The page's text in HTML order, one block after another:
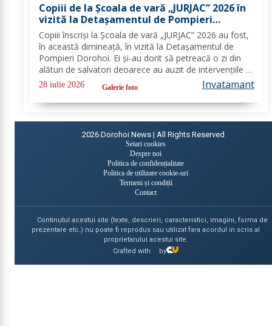
Copiii de la Școala de vară „JURJAC” 2026 în
vizită la Detașamentul de Pompieri
Dorohoi - FOTO
Copiii înscriși la Școala de vară „JURJAC” 2026 au fost,
în această dimineață, în vizită la Detașamentul de
Pompieri Dorohoi. Ei și-au dorit să petreacă o zi din
alături de salvatori deoarece au auzit de intervențiile la
care au participat și de oamenii pe care i-au ajutat de-
a lungul timpului. „Ne...
28 iulie 2026 Galerie foto Invatamant
2026 Dorohoi News | All Rights Reserved
Setari cookies
Despre noi
Politica de confidențialitate
Politica de utilizare cookie-uri
Termeni și condiții
Contact
Continutul acestui site (texte, descrieri, caracteristici, imagini, forma de
prezentare etc.) nu poate fi reprodus sau utilizat fara acordul in scris al
proprietarului acestui site.
Crafted with
by